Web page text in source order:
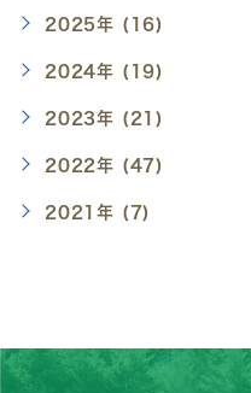
2025年 (16)
2024年 (19)
2023年 (21)
2022年 (47)
2021年 (7)